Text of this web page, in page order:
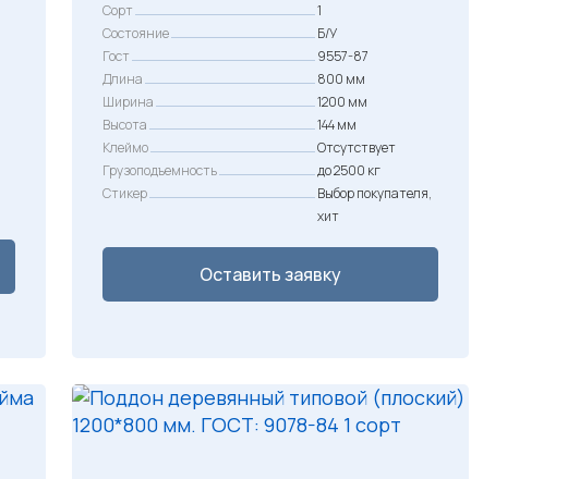
Сорт
1
Состояние
Б/У
Гост
9557-87
Длина
800 мм
Ширина
1200 мм
Высота
144 мм
Клеймо
Отсутствует
Грузоподъемность
до 2500 кг
Стикер
Выбор покупателя,
хит
Оставить заявку